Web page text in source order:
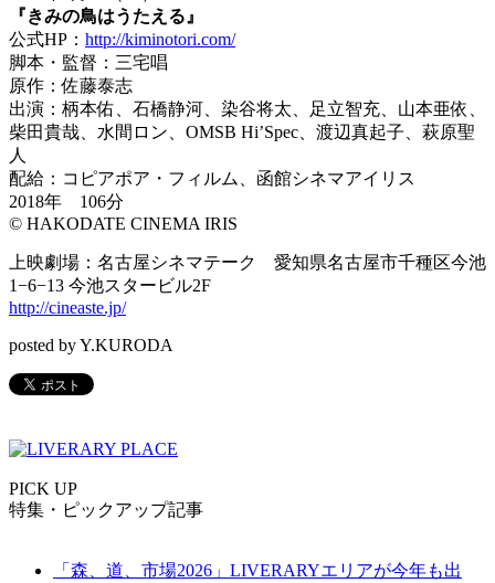
『きみの鳥はうたえる』
公式HP： http://kiminotori.com/
脚本・監督：三宅唱
原作：佐藤泰志
出演：柄本佑、石橋静河、染谷将太、足立智充、山本亜依、
柴田貴哉、水間ロン、OMSB Hi’Spec、渡辺真起子、萩原聖
人
配給：コピアポア・フィルム、函館シネマアイリス
2018年 106分
© HAKODATE CINEMA IRIS
上映劇場：名古屋シネマテーク 愛知県名古屋市千種区今池
1−6−13 今池スタービル2F
http://cineaste.jp/
posted by Y.KURODA
PICK UP
特集・ピックアップ記事
「森、道、市場2026」LIVERARYエリアが今年も出